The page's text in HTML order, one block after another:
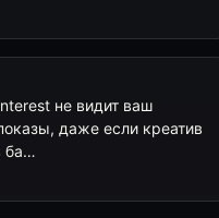
не видит ваш
даже если креатив
ба…